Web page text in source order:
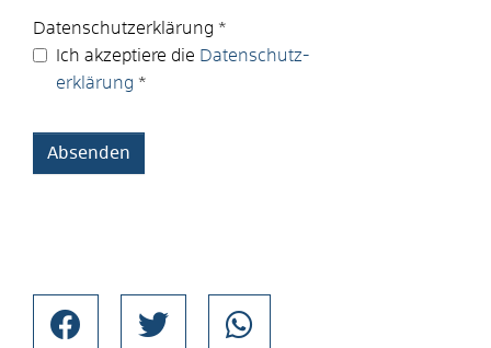
Datenschutz­erklärung *
Ich akzeptiere die Datenschutz­
erklärung *